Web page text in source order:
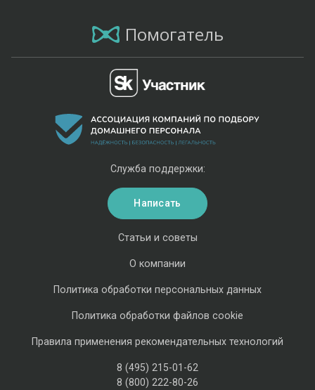
Помогатель
Статьи и советы
О компании
Политика обработки персональных данных
Политика обработки файлов cookie
Правила применения рекомендательных технологий
8 (495) 215-01-62
8 (800) 222-80-26
Служба поддержки:
Написать